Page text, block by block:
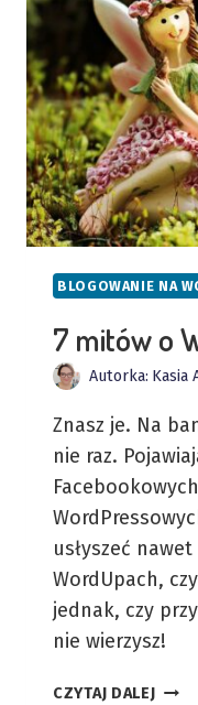
BLOGOWANIE NA
7 mitów o
Autorka: Kasia
Znasz je. Na
nie raz.
usłyszeć
WordUpach,
jednak, czy
nie wierzysz!
CZYTAJ DALEJ7